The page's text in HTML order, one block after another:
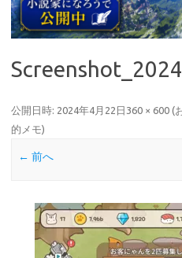
公開日時: 2024年4月22日 360 × 600 (
的メモ)
← 前へ